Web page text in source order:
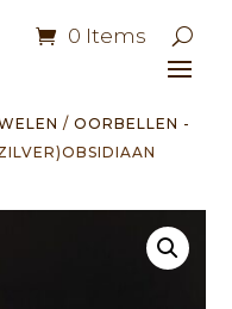
0 Items
/OORBELLEN -